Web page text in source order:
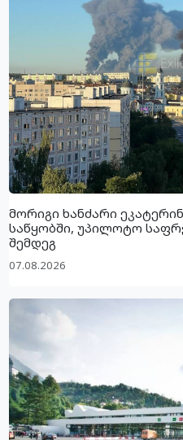
მორიგი ხანძარი
საწყობში, უპილოტო
შემდეგ
07.08.2026